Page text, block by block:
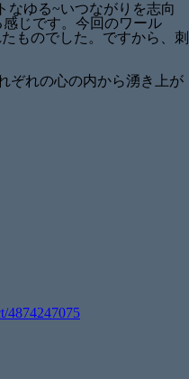
なゆる~いつながりを志向
じです。今回のワール
ものでした。ですから、刺
ぞれの心の内から湧き上が
4874247075